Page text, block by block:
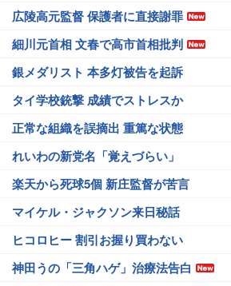
広陵高元監督 保護者に直接謝罪
細川元首相 文春で高市首相批判
銀メダリスト 本多灯被告を起訴
タイ学校銃撃 成績でストレスか
正常な組織を誤摘出 重篤な状態
れいわの新党名「覚えづらい」
楽天から死球5個 新庄監督が苦言
マイケル・ジャクソン来日秘話
ヒコロヒー 割引お握り買わない
神田うの「三角ハゲ」治療法告白